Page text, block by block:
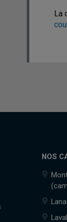
La
NOS
Laval